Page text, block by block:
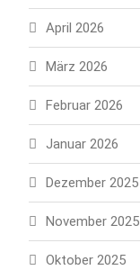
April 2026
März 2026
Februar 2026
Januar 2026
Dezember 2025
November 2025
Oktober 2025